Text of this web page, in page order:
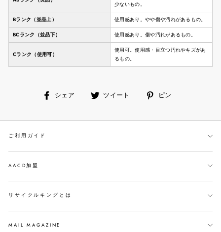
少ないもの。
Bランク（並品上） 使用感あり。やや傷や汚れがあるもの。
BCランク（並品下） 使用感あり。傷や汚れがあるもの。
Cランク（使用可）
使用可。使用感・目立つ汚れやキズがあ
るもの。
シェア
facebookツイート ピン
ご利用ガイド
AACD加盟
リサイクルキングとは
MAIL MAGAZINE